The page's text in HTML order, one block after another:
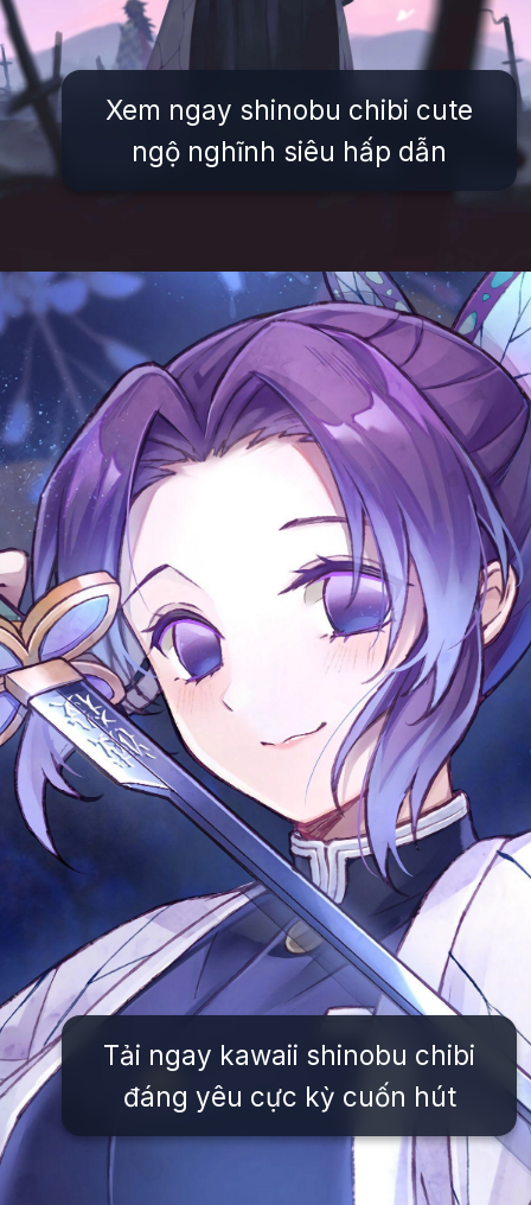
Xem ngay shinobu chibi cute
ngộ nghĩnh siêu hấp dẫn
Đang mở https://issiloo.edu.vn/shinobu-cute
Tải ngay kawaii shinobu chibi
đáng yêu cực kỳ cuốn hút